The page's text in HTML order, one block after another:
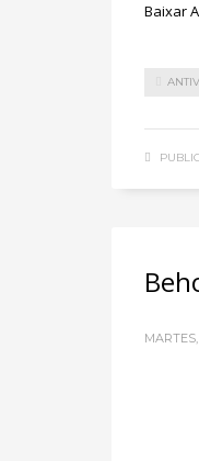
Baixar